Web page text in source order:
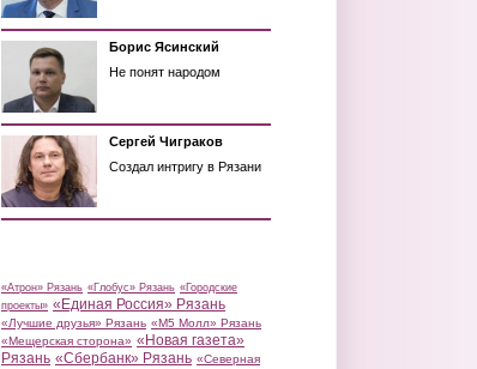
Борис Ясинский
Не понят народом
Сергей Чиграков
Создал интригу в Рязани
«Атрон» Рязань «Глобус» Рязань «Городские
проекты» «Единая Россия» Рязань
«Лучшие друзья» Рязань «М5 Молл» Рязань
«Мещерская сторона» «Новая газета»
Рязань «Сбербанк» Рязань «Северная